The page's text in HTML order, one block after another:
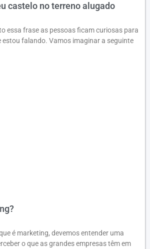
castelo no terreno alugado
essa frase as pessoas ficam curiosas para
estou falando. Vamos imaginar a seguinte
é marketing, devemos entender uma
o que as grandes empresas têm em